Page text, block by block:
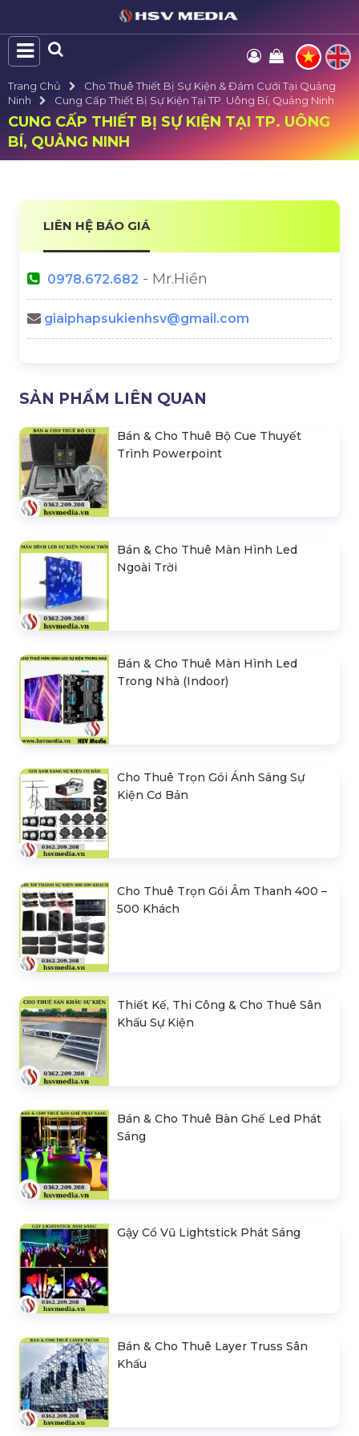
Trang Chủ
Cho Thuê Thiết Bị Sự Kiện & Đám Cưới Tại Quảng
Ninh
Cung Cấp Thiết Bị Sự Kiện Tại TP. Uông Bí, Quảng Ninh
CUNG CẤP THIẾT BỊ SỰ KIỆN TẠI TP. UÔNG
BÍ, QUẢNG NINH
LIÊN HỆ BÁO GIÁ
0978.672.682 - Mr.Hiền
giaiphapsukienhsv@gmail.com
SẢN PHẨM LIÊN QUAN
Bán & Cho Thuê Bộ Cue Thuyết
Trình Powerpoint
Bán & Cho Thuê Màn Hình Led
Ngoài Trời
Bán & Cho Thuê Màn Hình Led
Trong Nhà (Indoor)
Cho Thuê Trọn Gói Ánh Sáng Sự
Kiện Cơ Bản
Cho Thuê Trọn Gói Âm Thanh 400 –
500 Khách
Thiết Kế, Thi Công & Cho Thuê Sân
Khấu Sự Kiện
Bán & Cho Thuê Bàn Ghế Led Phát
Sáng
Gậy Cổ Vũ Lightstick Phát Sáng
Bán & Cho Thuê Layer Truss Sân
Khấu